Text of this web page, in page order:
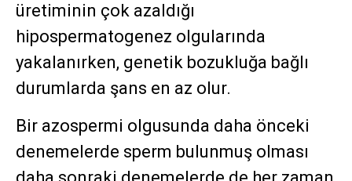
üretiminin çok azaldığı
hipospermatogenez olgularında
yakalanırken, genetik bozukluğa bağlı
durumlarda şans en az olur.
Bir azospermi olgusunda daha önceki
denemelerde sperm bulunmuş olması